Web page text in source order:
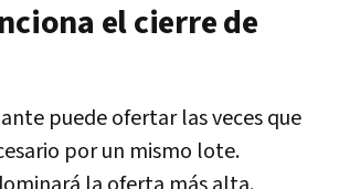
el cierre de
puede ofertar las veces que
por un mismo lote.